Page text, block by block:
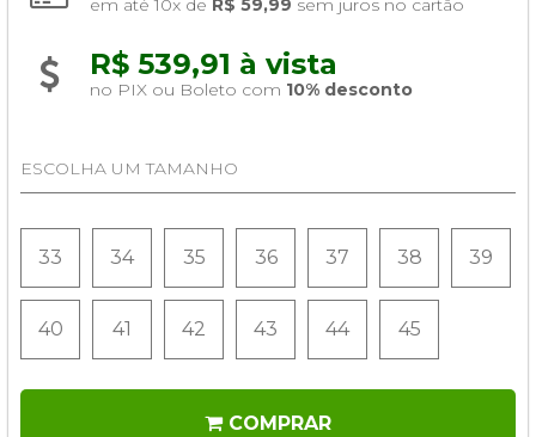
em até 10x de R$ 59,99 sem juros no cartão
R$ 539,91 à vista
no PIX ou Boleto com 10% desconto
ESCOLHA UM TAMANHO
33 34 35 36 37 38 39
40 41 42 43 44 45
COMPRAR